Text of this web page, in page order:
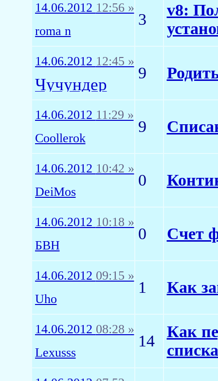
14.06.2012 12:56 »
roma n
3
v8:
14.06.2012 12:45 »
Чучундер
9
14.06.2012 11:29 »
Coollerok
9
14.06.2012 10:42 »
DeiMos
0
14.06.2012 10:18 »
БВН
0 Счет
14.06.2012 09:15 »
Uho
1 Как
14.06.2012 08:28 »
Lexusss
14
Как